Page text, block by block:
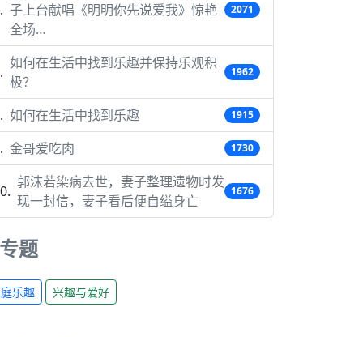
子上台献唱《明明你先说爱我》惊艳
全场…
2071
如何在生活中找到乐趣并保持乐观积
极？
1962
如何在生活中找到乐趣 1915
金哥爱吃肉 1730
郭沫若染病去世，妻子整理遗物时发
现一封信，妻子看后便自缢身亡
1676
专题
乐趣 兴趣与爱好